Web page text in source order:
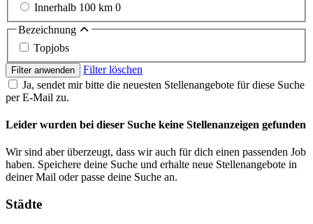
Innerhalb 100 km 0
Bezeichnung
Topjobs
Filter anwenden
Filter löschen
Ja, sendet mir bitte die neuesten Stellenangebote für diese Suche
per E-Mail zu.
Leider wurden bei dieser Suche keine Stellenanzeigen gefunden
Wir sind aber überzeugt, dass wir auch für dich einen passenden Job
haben. Speichere deine Suche und erhalte neue Stellenangebote in
deiner Mail oder passe deine Suche an.
Städte